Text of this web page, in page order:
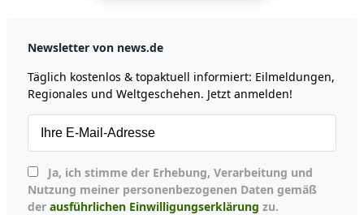
Newsletter von news.de
Täglich kostenlos & topaktuell informiert: Eilmeldungen,
Regionales und Weltgeschehen. Jetzt anmelden!
Nutzung meiner personenbezogenen Daten gemäß
der ausführlichen Einwilligungserklärung zu.